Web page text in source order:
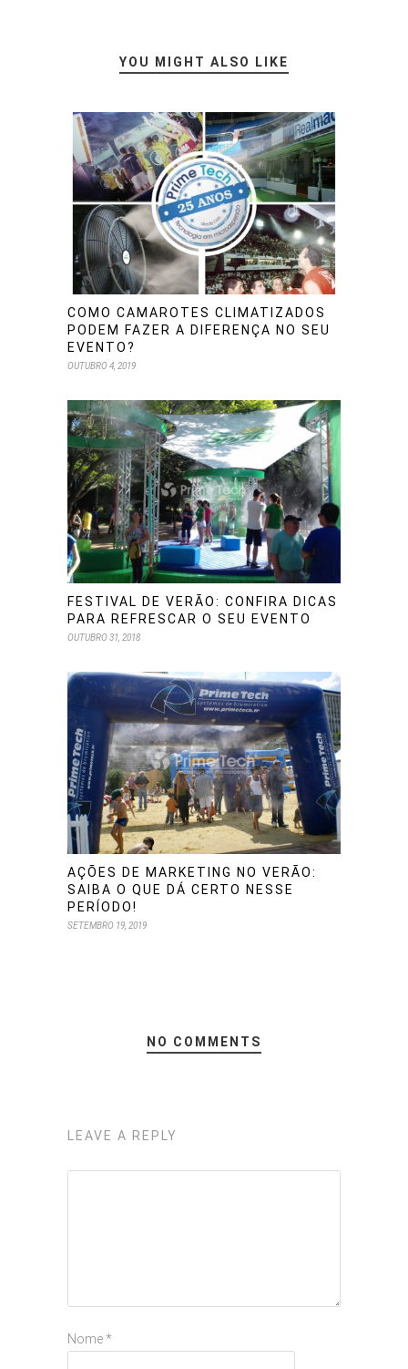
YOU MIGHT ALSO LIKE
COMO CAMAROTES CLIMATIZADOS
PODEM FAZER A DIFERENÇA NO SEU
EVENTO?
OUTUBRO 4, 2019
FESTIVAL DE VERÃO: CONFIRA DICAS
PARA REFRESCAR O SEU EVENTO
OUTUBRO 31, 2018
AÇÕES DE MARKETING NO VERÃO:
SAIBA O QUE DÁ CERTO NESSE
PERÍODO!
SETEMBRO 19, 2019
NO COMMENTS
LEAVE A REPLY
Nome *